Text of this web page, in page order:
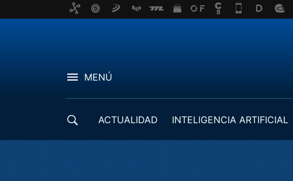
MENÚ
ACTUALIDAD INTELIGENCIA ARTIFICIAL